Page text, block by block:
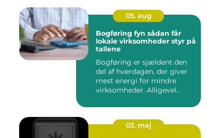
05. aug
Bogføring fyn sådan får
lokale virksomheder styr på
tallene
Bogføring er sjældent den
del af hverdagen, der giver
mest energi for mindre
virksomheder. Alligevel...
03. maj